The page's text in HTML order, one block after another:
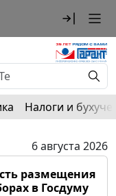
Налоги и
6 августа 2026
размещения
в Госдуму